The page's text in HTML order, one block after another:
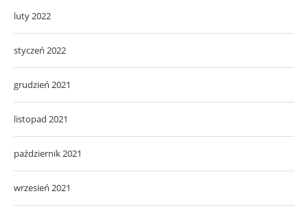
luty 2022
styczeń 2022
grudzień 2021
listopad 2021
październik 2021
wrzesień 2021